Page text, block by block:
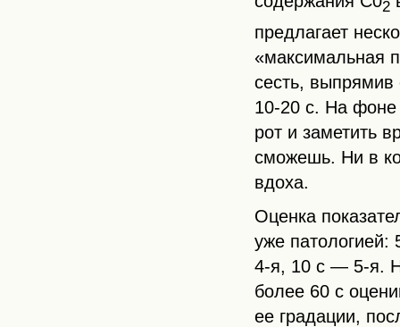
2
предлагает
«максимальная
сесть, выпрямив
10‑20 с. На фоне
рот и заметить
сможешь. Ни в
вдоха.
Оценка
уже
4-я, 10 с — 5-я.
более 60 с
ее градации,